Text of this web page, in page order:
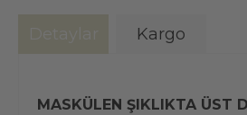
Kargo
MASKÜLEN ŞIKLIKTA ÜST